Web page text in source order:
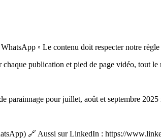
WhatsApp ◦ Le contenu doit respecter notre
publication et pied de page vidéo, tout
parainnage pour juillet, août et septembre
🔗 Aussi sur LinkedIn : https://